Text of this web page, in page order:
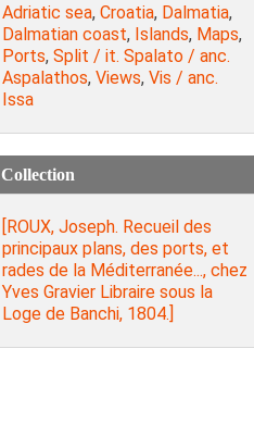
Adriatic sea, Croatia, Dalmatia,
Dalmatian coast, Islands, Maps,
Ports, Split / it. Spalato / anc.
Aspalathos, Views, Vis / anc.
Issa
Collection
[ROUX, Joseph. Recueil des
principaux plans, des ports, et
rades de la Méditerranée..., chez
Yves Gravier Libraire sous la
Loge de Banchi, 1804.]